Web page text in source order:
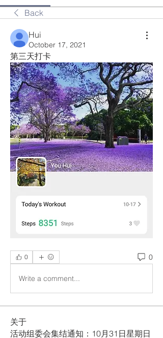
Back
Hui
October 17, 2021
第三天打卡
0 0
Write a comment...
关于
活动组委会集结通知：10月31日星期日